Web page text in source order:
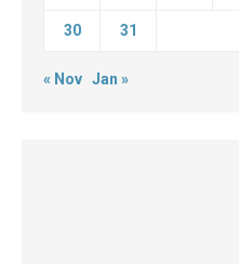
30 31
« Nov Jan »